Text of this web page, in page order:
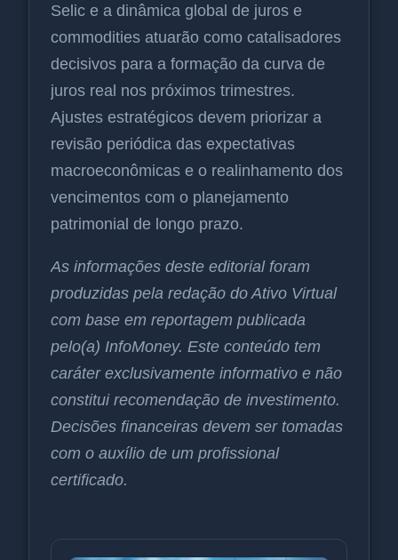
Selic e a dinâmica global de juros e
commodities atuarão como catalisadores
decisivos para a formação da curva de
juros real nos próximos trimestres.
Ajustes estratégicos devem priorizar a
revisão periódica das expectativas
macroeconômicas e o realinhamento dos
vencimentos com o planejamento
patrimonial de longo prazo.
As informações deste editorial foram
produzidas pela redação do Ativo Virtual
com base em reportagem publicada
pelo(a) InfoMoney. Este conteúdo tem
caráter exclusivamente informativo e não
constitui recomendação de investimento.
Decisões financeiras devem ser tomadas
com o auxílio de um profissional
certificado.